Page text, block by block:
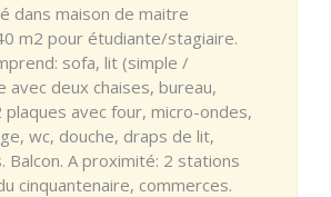
dans maison de maitre
m2 pour étudiante/stagiaire.
sofa, lit (simple /
avec deux chaises, bureau,
avec four, micro-ondes,
wc, douche, draps de lit,
Balcon. A proximité: 2 stations
cinquantenaire, commerces.